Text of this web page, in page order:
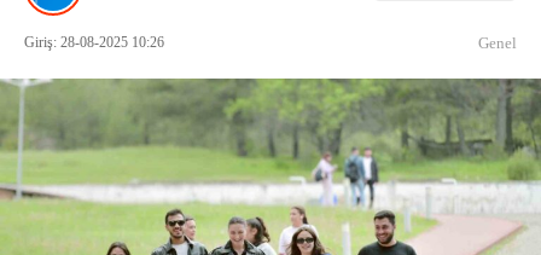
Giriş: 28-08-2025 10:26 Genel